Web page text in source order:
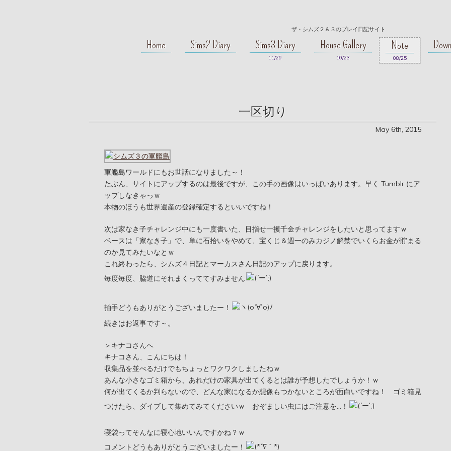
ザ・シムズ２＆３のプレイ日記サイト
Home Sims2 Diary Sims3 Diary
11/29
House Gallery
10/23
Note
08/25
一区切り
May 6th, 2015
軍艦島ワールドにもお世話になりました～！
たぶん、サイトにアップするのは最後ですが、この手の画像はいっぱいあります。早く Tumblr にア
ップしなきゃっｗ
本物のほうも世界遺産の登録確定するといいですね！
次は家なき子チャレンジ中にも一度書いた、目指せ一攫千金チャレンジをしたいと思ってますｗ
ベースは「家なき子」で、単に石拾いをやめて、宝くじ＆週一のみカジノ解禁でいくらお金が貯まる
のか見てみたいなとｗ
これ終わったら、シムズ４日記とマーカスさん日記のアップに戻ります。
毎度毎度、脇道にそれまくっててすみません
拍手どうもありがとうございましたー！
続きはお返事です～。
＞キナコさんへ
キナコさん、こんにちは！
収集品を並べるだけでもちょっとワクワクしましたねｗ
あんな小さなゴミ箱から、あれだけの家具が出てくるとは誰が予想したでしょうか！ｗ
何が出てくるか判らないので、どんな家になるか想像もつかないところが面白いですね！ ゴミ箱見
つけたら、ダイブして集めてみてくださいｗ おぞましい虫にはご注意を…！
寝袋ってそんなに寝心地いいんですかね？ｗ
コメントどうもありがとうございましたー！